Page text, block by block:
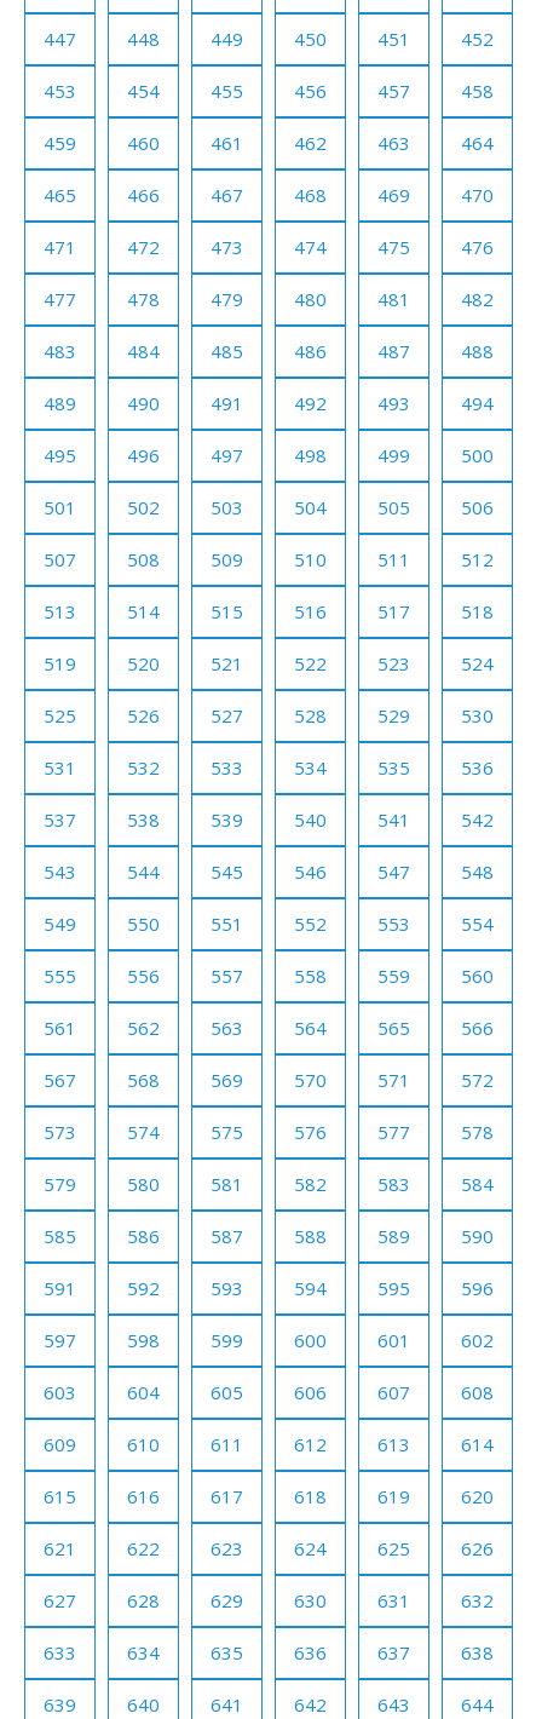
447 448 449 450 451 452
453 454 455 456 457 458
459 460 461 462 463 464
465 466 467 468 469 470
471 472 473 474 475 476
477 478 479 480 481 482
483 484 485 486 487 488
489 490 491 492 493 494
495 496 497 498 499 500
501 502 503 504 505 506
507 508 509 510 511 512
513 514 515 516 517 518
519 520 521 522 523 524
525 526 527 528 529 530
531 532 533 534 535 536
537 538 539 540 541 542
543 544 545 546 547 548
549 550 551 552 553 554
555 556 557 558 559 560
561 562 563 564 565 566
567 568 569 570 571 572
573 574 575 576 577 578
579 580 581 582 583 584
585 586 587 588 589 590
591 592 593 594 595 596
597 598 599 600 601 602
603 604 605 606 607 608
609 610 611 612 613 614
615 616 617 618 619 620
621 622 623 624 625 626
627 628 629 630 631 632
633 634 635 636 637 638
639 640 641 642 643 644